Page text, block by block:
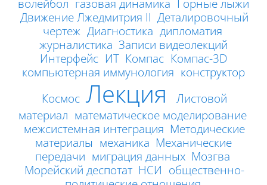
волейбол газовая динамика Горные лыжи
Движение Лжедмитрия II Деталировочный
чертеж Диагностика дипломатия
журналистика Записи видеолекций
Интерфейс ИТ Компас Компас-3D
компьютерная иммунология конструктор
Космос Лекция
Листовой
материал математическое моделирование
межсистемная интеграция Методические
материалы механика Механические
передачи миграция данных Мозгва
Морейский деспотат НСИ общественно-